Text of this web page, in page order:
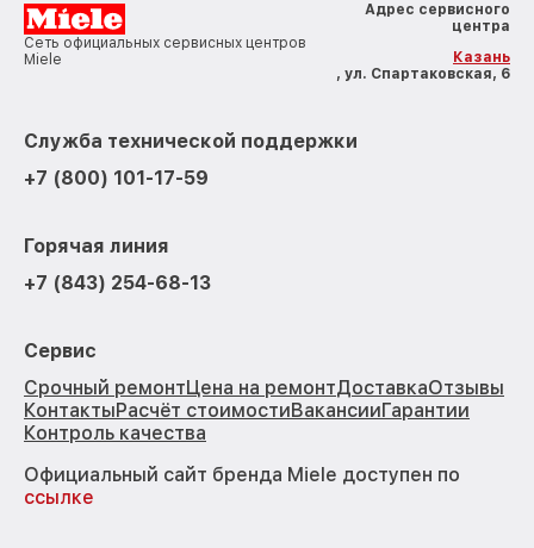
Сеть официальных сервисных центров
Miele
Адрес сервисного
центра
Казань
, ул. Спартаковская, 6
Служба технической поддержки
+7 (800) 101-17-59
Горячая линия
+7 (843) 254-68-13
Сервис
Срочный ремонтЦена на ремонтДоставкаОтзывы
КонтактыРасчёт стоимостиВакансииГарантии
Контроль качества
Официальный сайт бренда Miele доступен по
ссылке